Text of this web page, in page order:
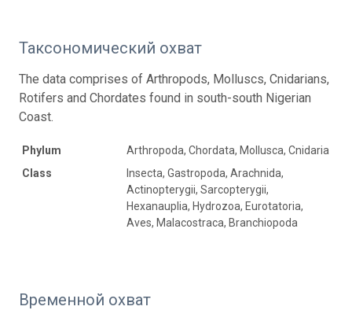
Таксономический охват
The data comprises of Arthropods, Molluscs, Cnidarians,
Rotifers and Chordates found in south-south Nigerian
Coast.
Phylum
Arthropoda, Chordata, Mollusca, Cnidaria
Class
Insecta, Gastropoda, Arachnida,
Actinopterygii, Sarcopterygii,
Hexanauplia, Hydrozoa, Eurotatoria,
Aves, Malacostraca, Branchiopoda
Временной охват